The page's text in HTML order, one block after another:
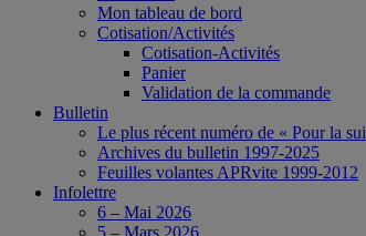
Mon tableau de bord
Cotisation/Activités
Cotisation-Activités
Panier
Validation de la commande
Bulletin
Le plus récent numéro de « Pour la
Archives du bulletin 1997-2025
Feuilles volantes APRvite 1999-2012
Infolettre
6 – Mai 2026
5 – Mars 2026